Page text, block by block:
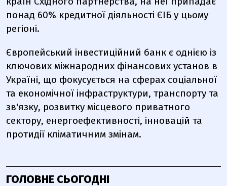
понад 60% кредитної діяльності ЄІБ у цьому
регіоні.
Європейський інвестиційний банк є однією із
ключових міжнародних фінансових установ в
Україні, що фокусується на сферах соціальної
та економічної інфраструктури, транспорту та
зв'язку, розвитку місцевого приватного
сектору, енергоефективності, інновацій та
протидії кліматичним змінам.
ГОЛОВНЕ СЬОГОДНІ